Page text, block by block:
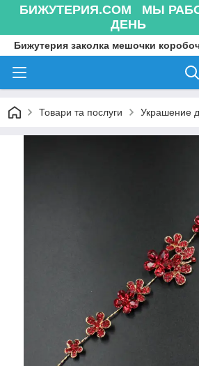
БИЖУТЕРИЯ.COM МЫ
ДЕНЬ
Бижутерия заколка мешочки
Товари та послуги Украшение